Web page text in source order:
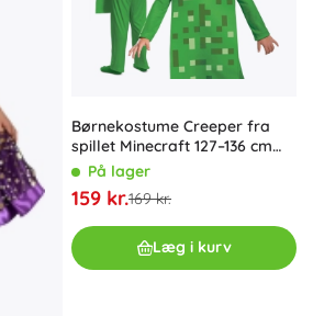
Børnekostume Creeper fra
spillet Minecraft 127–136 cm
(7–8 år)
På lager
159 kr.169 kr.
Læg i kurv